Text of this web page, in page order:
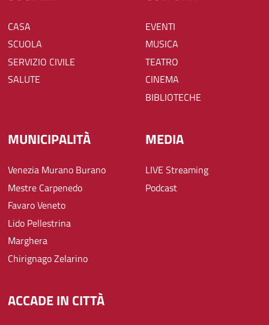
CASA
SCUOLA
SERVIZIO CIVILE
SALUTE
EVENTI
MUSICA
TEATRO
CINEMA
BIBLIOTECHE
MUNICIPALITÀ
Venezia Murano Burano
Mestre Carpenedo
Favaro Veneto
Lido Pellestrina
Marghera
Chirignago Zelarino
MEDIA
LIVE Streaming
Podcast
ACCADE IN CITTÀ